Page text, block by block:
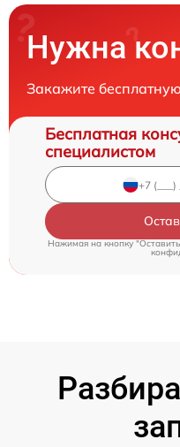
Нужна
Закажите
Бесплатная
специалистом
Нажимая на кнопку